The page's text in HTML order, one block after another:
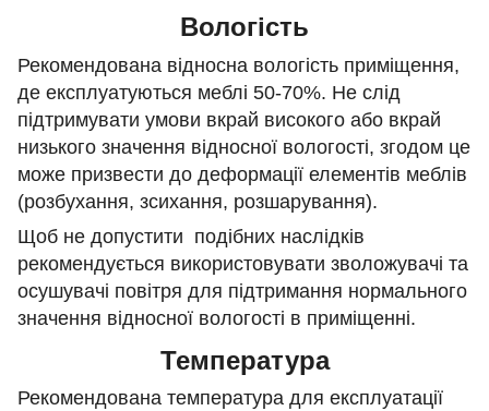
Вологість
Рекомендована відносна вологість приміщення,
де експлуатуються меблі 50-70%. Не слід
підтримувати умови вкрай високого або вкрай
низького значення відносної вологості, згодом це
може призвести до деформації елементів меблів
(розбухання, зсихання, розшарування).
Щоб не допустити подібних наслідків
рекомендується використовувати зволожувачі та
осушувачі повітря для підтримання нормального
значення відносної вологості в приміщенні.
Температура
Рекомендована температура для експлуатації